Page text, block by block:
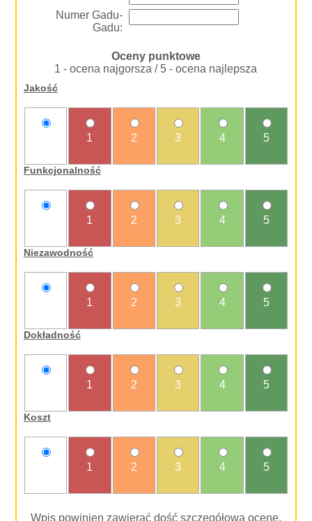
Numer Gadu-
Gadu:
Oceny punktowe
1 - ocena najgorsza / 5 - ocena najlepsza
Jakość
1 2 3 4 5
Funkcjonalność
1 2 3 4 5
Niezawodność
1 2 3 4 5
Dokładność
1 2 3 4 5
Koszt
1 2 3 4 5
Wpis powinien zawierać dość szczegółową ocenę,